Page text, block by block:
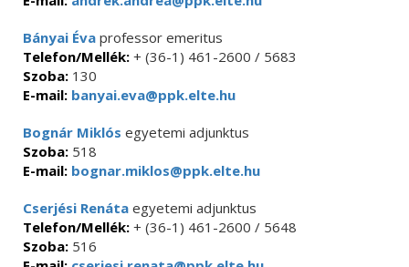
Bányai Éva professor emeritus
Telefon/Mellék: + (36-1) 461-2600 / 5683
Szoba: 130
E-mail: banyai.eva@ppk.elte.hu
Bognár Miklós egyetemi adjunktus
Szoba: 518
E-mail: bognar.miklos@ppk.elte.hu
Cserjési Renáta egyetemi adjunktus
Telefon/Mellék: + (36-1) 461-2600 / 5648
Szoba: 516